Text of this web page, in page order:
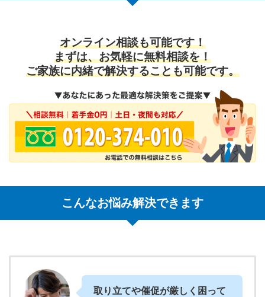
オンライン相談も可能です！
まずは、お気軽に無料相談を！
ご家族に内緒で解決することも可能です。
こんなお悩み解決できます
取り立てや催促が厳しく困って